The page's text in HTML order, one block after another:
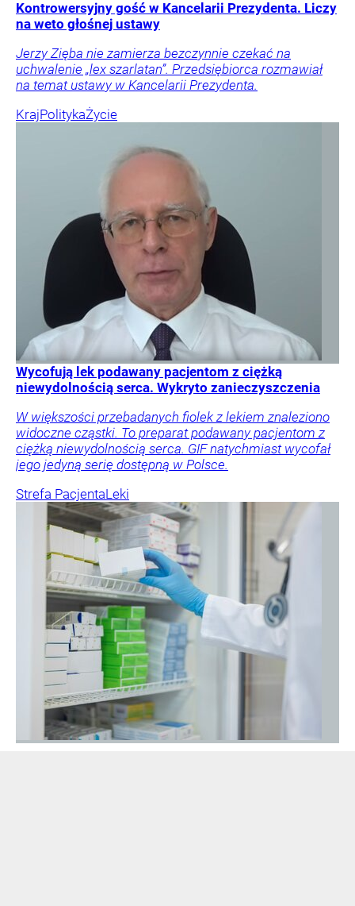
Kontrowersyjny gość w Kancelarii Prezydenta. Liczy
na weto głośnej ustawy
Jerzy Zięba nie zamierza bezczynnie czekać na
uchwalenie „lex szarlatan”. Przedsiębiorca rozmawiał
na temat ustawy w Kancelarii Prezydenta.
KrajPolitykaŻycie
Wycofują lek podawany pacjentom z ciężką
niewydolnością serca. Wykryto zanieczyszczenia
W większości przebadanych fiolek z lekiem znaleziono
widoczne cząstki. To preparat podawany pacjentom z
ciężką niewydolnością serca. GIF natychmiast wycofał
jego jedyną serię dostępną w Polsce.
Strefa PacjentaLeki